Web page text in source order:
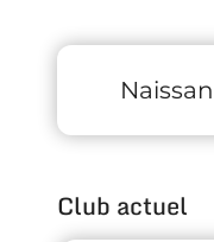
Club actuel